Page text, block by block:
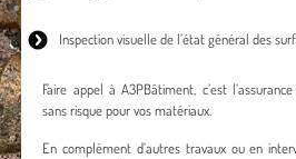
Inspection visuelle de l’état général des
Faire appel à A3PBâtiment, c’est
sans risque pour vos matériaux.
En complément d’autres travaux ou en